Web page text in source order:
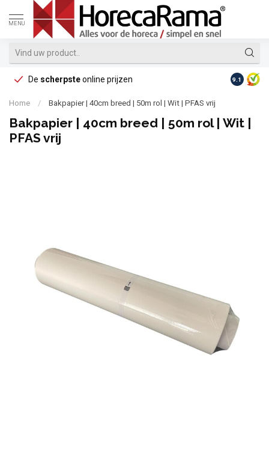
MENU
De scherpsteonline prijzen Op
9.1
Home / Bakpapier | 40cm breed | 50m rol | Wit | PFAS vrij
Bakpapier | 40cm breed | 50m rol | Wit |
PFAS vrij